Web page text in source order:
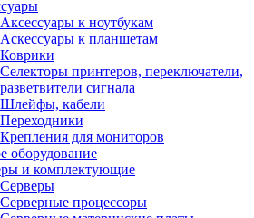
Аксессуары к ноутбукам
Аскессуары к планшетам
Коврики
Селекторы принтеров, переключатели,
разветвители сигнала
Шлейфы, кабели
Переходники
Крепления для мониторов
оборудование
и комплектующие
Серверы
Серверные процессоры